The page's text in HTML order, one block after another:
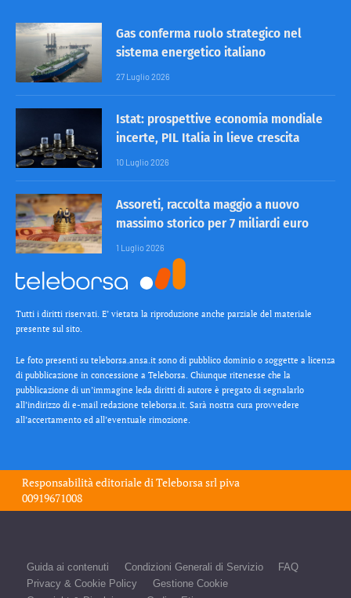
Gas conferma ruolo strategico nel
sistema energetico italiano
27 Luglio 2026
Istat: prospettive economia mondiale
incerte, PIL Italia in lieve crescita
10 Luglio 2026
Assoreti, raccolta maggio a nuovo
massimo storico per 7 miliardi euro
1 Luglio 2026
Tutti i diritti riservati. E’ vietata la riproduzione anche parziale del materiale
presente sul sito.
Le foto presenti su teleborsa.ansa.it sono di pubblico dominio o soggette a licenza
di pubblicazione in concessione a Teleborsa. Chiunque ritenesse che la
pubblicazione di un’immagine leda diritti di autore è pregato di segnalarlo
all’indirizzo di e-mail redazione teleborsa.it. Sarà nostra cura provvedere
all’accertamento ed all’eventuale rimozione.
Responsabilità editoriale diTeleborsa srlpiva
00919671008
Guida ai contenuti Condizioni Generali di Servizio
FAQ
Privacy & Cookie Policy
Gestione Cookie